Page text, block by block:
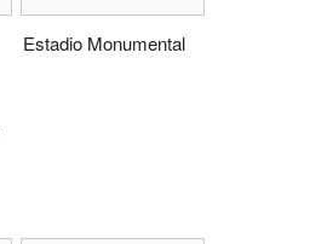
Estadio Monumental